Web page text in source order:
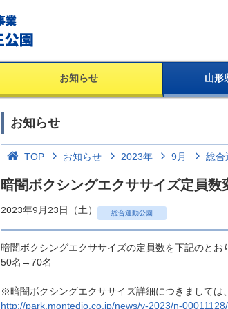
お知らせ 山形
お知らせ
TOP お知らせ 2023年 9月 総合
暗闇ボクシングエクササイズ定員数
2023年9月23日（土） 総合運動公園
暗闇ボクシングエクササイズの定員数を下記のとお
50名→70名
※暗闇ボクシングエクササイズ詳細につきましては
http://park.montedio.co.jp/news/y-2023/n-00011128/